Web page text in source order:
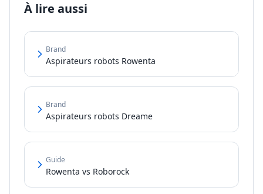
À lire aussi
Brand
Aspirateurs robots Rowenta
Brand
Aspirateurs robots Dreame
Guide
Rowenta vs Roborock